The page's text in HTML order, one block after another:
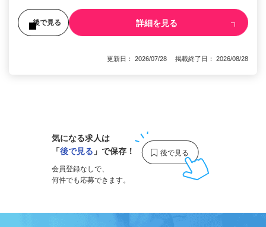
後で見る 詳細を見る
更新日： 2026/07/28 掲載終了日： 2026/08/28
気になる求人は
「後で見る 」で保存！
会員登録なしで、
何件でも応募できます。